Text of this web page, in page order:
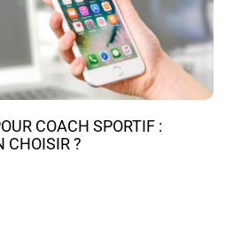
COACH SPORTIF :
CHOISIR ?